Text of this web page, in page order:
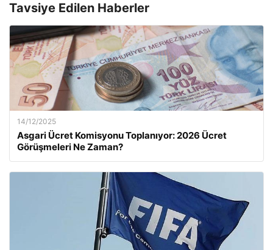
Tavsiye Edilen Haberler
14/12/2025
Asgari Ücret Komisyonu Toplanıyor: 2026 Ücret
Görüşmeleri Ne Zaman?